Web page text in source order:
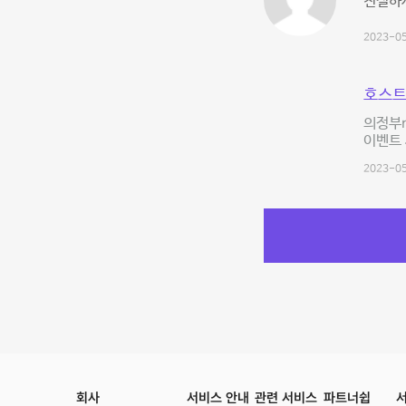
2023-
호스
의정부
이벤
2023-
회사 서비스 안내 관련 서비스 파트너쉽